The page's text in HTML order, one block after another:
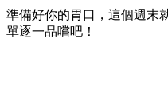
準備好你的胃口，這個週末
單逐一品嚐吧！